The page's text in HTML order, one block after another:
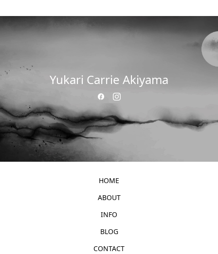
Yukari Carrie Akiyama
HOME
ABOUT
INFO
BLOG
CONTACT